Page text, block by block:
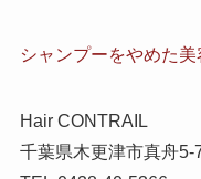
シャンプーをやめた
Hair CONTRAIL
千葉県木更津市真舟5-